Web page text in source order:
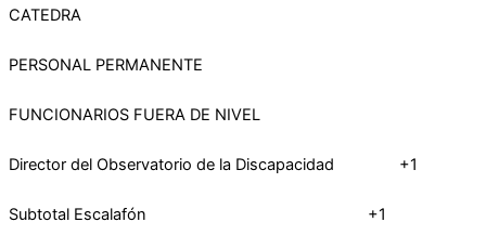
CATEDRA
PERSONAL PERMANENTE
FUNCIONARIOS FUERA DE NIVEL
Director del Observatorio de la Discapacidad +1
Subtotal Escalafón +1